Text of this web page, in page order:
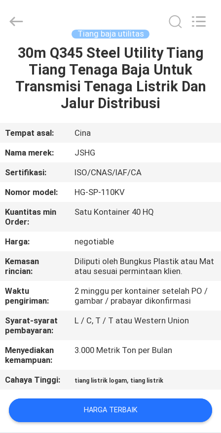
RUMAH
PRODUK
TAMPILAN
TENTANG
KAMI
TUR
PABRIK
KONTROL
KUALITAS
HUBUNGI
KAMI
BERITA
PERMINTAAN
co.,ltd.
Reserved.
Tiang baja utilitas
30m Q345 Steel Utility Tiang
Tiang Tenaga Baja Untuk
Transmisi Tenaga Listrik Dan
Jalur Distribusi
Tempat asal:
Cina
Nama merek:
JSHG
Sertifikasi:
ISO/CNAS/IAF/CA
Nomor model:
HG-SP-110KV
Kuantitas min
Order:
Satu Kontainer 40 HQ
Harga:
negotiable
Kemasan
rincian:
Diliputi oleh Bungkus Plastik atau Mat
atau sesuai permintaan klien.
Waktu
pengiriman:
2 minggu per kontainer setelah PO /
gambar / prabayar dikonfirmasi
Syarat-syarat
pembayaran:
L / C, T / T atau Western Union
Menyediakan
kemampuan:
3.000 Metrik Ton per Bulan
Cahaya Tinggi: tiang listrik logam, tiang listrik
HARGA TERBAIK